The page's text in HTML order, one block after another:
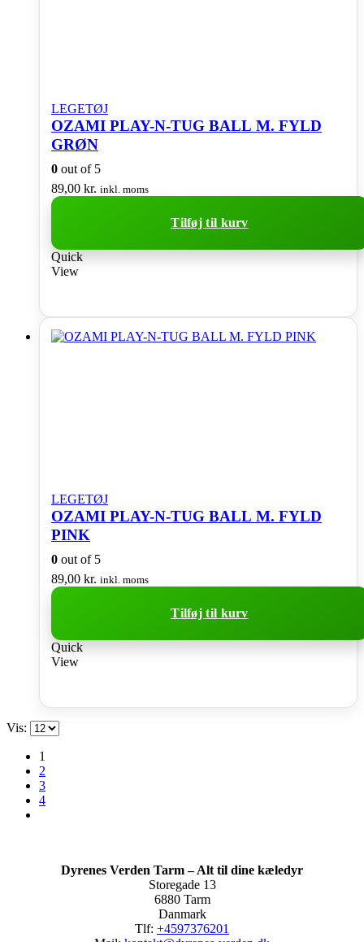
LEGETØJ
OZAMI PLAY-N-TUG BALL M. FYLD
GRØN
0 out of 5
89,00 kr. inkl. moms
Tilføj til kurv
Quick
View
LEGETØJ
OZAMI PLAY-N-TUG BALL M. FYLD
PINK
0 out of 5
89,00 kr. inkl. moms
Tilføj til kurv
Quick
View
Vis:
1
2
3
4
Dyrenes Verden Tarm – Alt til dine kæledyr
Storegade 13
6880 Tarm
Danmark
Tlf: +4597376201